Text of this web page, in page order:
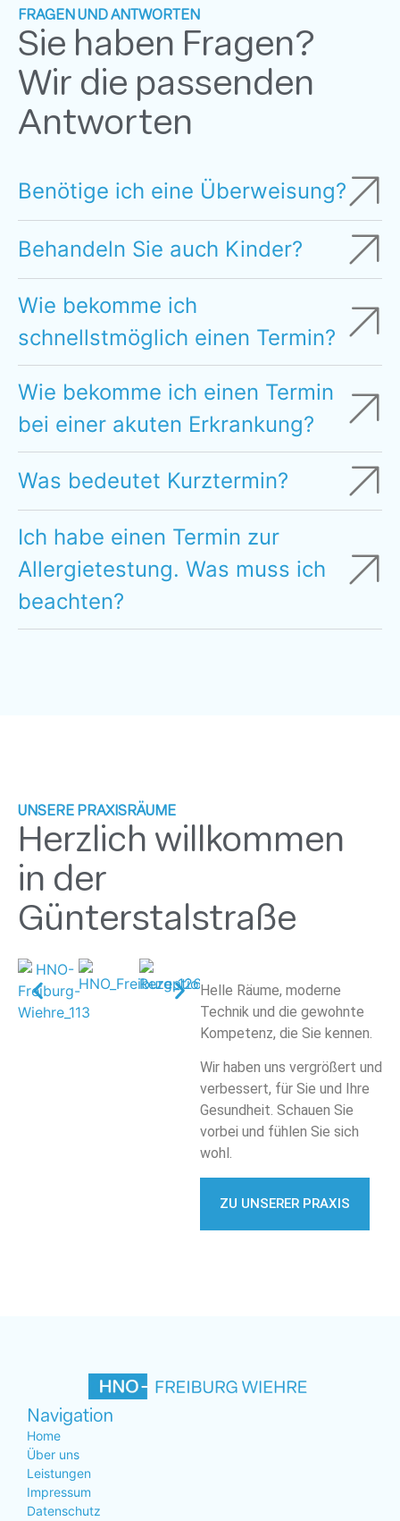
FRAGEN UND ANTWORTEN
Sie haben Fragen?
Wir die passenden
Antworten
Benötige ich eine Überweisung?
Behandeln Sie auch Kinder?
Wie bekomme ich
schnellstmöglich einen Termin?
Wie bekomme ich einen Termin
bei einer akuten Erkrankung?
Was bedeutet Kurztermin?
Ich habe einen Termin zur
Allergietestung. Was muss ich
beachten?
UNSERE PRAXISRÄUME
Herzlich willkommen
in der
Günterstalstraße
Helle Räume, moderne
Technik und die gewohnte
Kompetenz, die Sie kennen.
Wir haben uns vergrößert und
verbessert, für Sie und Ihre
Gesundheit. Schauen Sie
vorbei und fühlen Sie sich
wohl.
ZU UNSERER PRAXIS
Navigation
Home
Über uns
Leistungen
Impressum
Datenschutz